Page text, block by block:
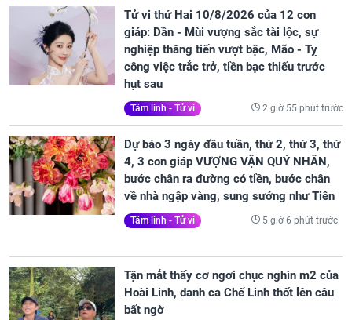
Tử vi thứ Hai 10/8/2026 của 12 con
giáp: Dần - Mùi vượng sắc tài lộc, sự
nghiệp thăng tiến vượt bậc, Mão - Tỵ
công việc trắc trở, tiền bạc thiếu trước
hụt sau
Tâm linh - Tử vi 2 giờ 55 phút trước
Dự báo 3 ngày đầu tuần, thứ 2, thứ 3, thứ
4, 3 con giáp VƯỢNG VẬN QUÝ NHÂN,
bước chân ra đường có tiền, bước chân
về nhà ngập vàng, sung sướng như Tiên
Tâm linh - Tử vi 5 giờ 6 phút trước
Tận mắt thấy cơ ngơi chục nghìn m2 của
Hoài Linh, danh ca Chế Linh thốt lên câu
bất ngờ